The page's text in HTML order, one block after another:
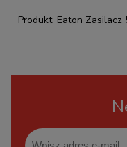
Produkt: Eaton Zasilacz